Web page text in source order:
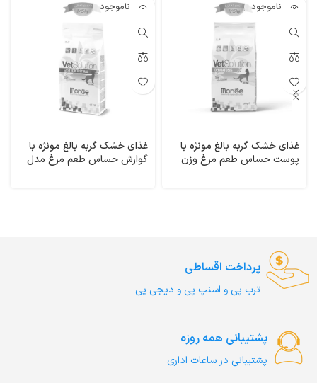
ناموجود
غذای خشک گربه بالغ مونژه با
پوست حساس طعم مرغ وزن
ناموجود
غذای خشک گربه بالغ مونژه با
گوارش حساس طعم مرغ مدل
پرداخت اقساطی
ترب‌ پی و اسنپ پی و دیجی پی
پشتیبانی همه روزه
پشتیبانی در ساعات اداری